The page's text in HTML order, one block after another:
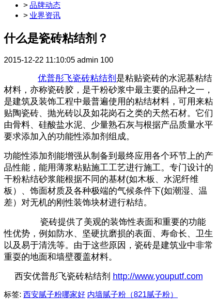
> 品牌动态
> 业界资讯
什么是瓷砖粘结剂？
2015-12-22 11:10:05 admin 100
优普彤飞瓷砖粘结剂 是粘贴瓷砖的水泥基粘结
材料，亦称瓷砖胶，是干粉砂浆中最主要的品种之一，
是建筑及装饰工程中最普遍使用的粘结材料，可用来粘
贴陶瓷砖、抛光砖以及如花岗石之类的天然石材。它们
由骨料、硅酸盐水泥、少量熟石灰与根据产品质量水平
要求添加入的功能性添加剂组成。
功能性添加剂能增强从制备到最终应用各个环节上的产
品性能，能用薄浆粘贴施工工艺进行施工。专门设计的
干粉粘结砂浆能根据不同的基材(如木板、水泥纤维
板）、饰面材质及各种极端的气候条件下(如潮湿、温
差）对无机的刚性装饰块材进行粘结。
瓷砖提供了美观的装饰性表面和重要的功能
性优势，例如防水、坚硬抗磨损的表面、寿命长、卫生
以及易于清洗等。由于这些原因，瓷砖是建筑业中非常
重耍的地面和墙壁覆盖材料。
西安优普彤飞瓷砖粘结剂 http://www.youputf.com
标签: 西安腻子粉哪家好 内墙腻子粉（821腻子粉）